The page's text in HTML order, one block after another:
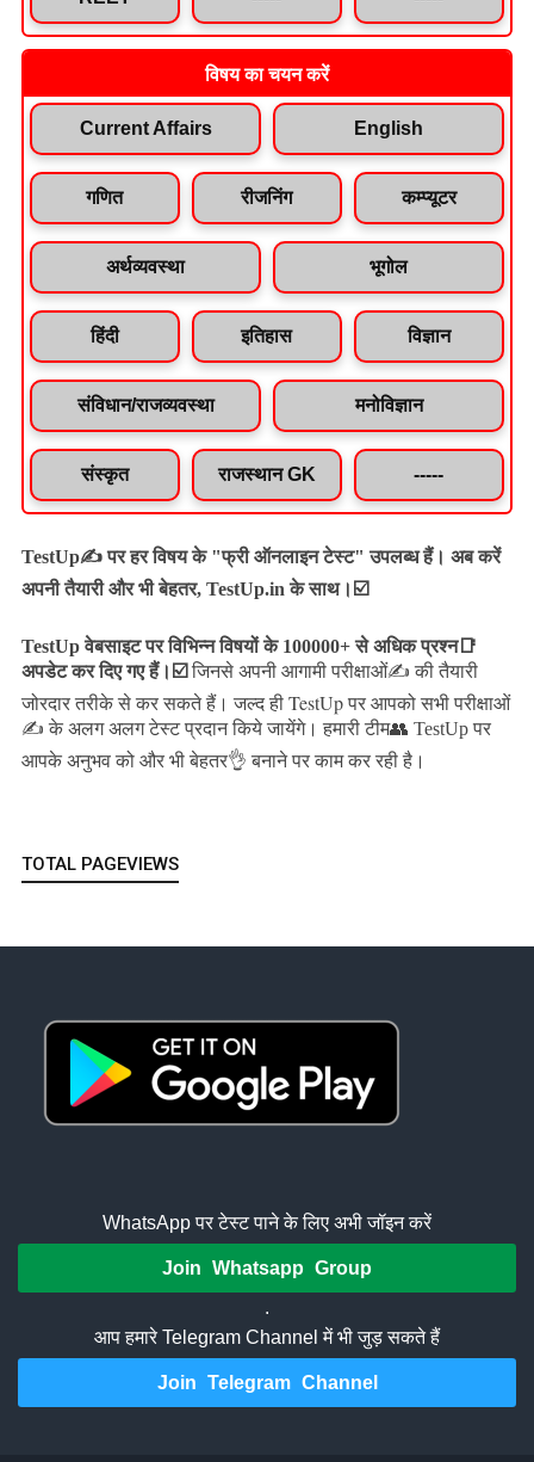
विषय का चयन करें
Current Affairs English
गणित रीजनिंग कम्प्यूटर
अर्थव्यवस्था भूगोल
हिंदी इतिहास विज्ञान
संविधान/राजव्यवस्था मनोविज्ञान
संस्कृत राजस्थान GK -----
TestUp✍️ पर हर विषय के "फ्री ऑनलाइन टेस्ट" उपलब्ध हैं। अब करें
अपनी तैयारी और भी बेहतर, TestUp.in के साथ।☑️
TestUp वेबसाइट पर विभिन्न विषयों के 100000+ से अधिक प्रश्न📑
अपडेट कर दिए गए हैं। ☑️ जिनसे अपनी आगामी परीक्षाओं✍️ की तैयारी
जोरदार तरीके से कर सकते हैं।जल्द ही TestUp पर आपको सभी परीक्षाओं
✍️ के अलग अलग टेस्ट प्रदान किये जायेंगे। हमारी टीम👥 TestUp पर
आपके अनुभव को और भी बेहतर👌 बनाने पर काम कर रही है।
TOTAL PAGEVIEWS
WhatsApp पर टेस्ट पाने के लिए अभी जॉइन करें
Join Whatsapp Group
.
आप हमारे Telegram Channel में भी जुड़ सकते हैं
Join Telegram Channel